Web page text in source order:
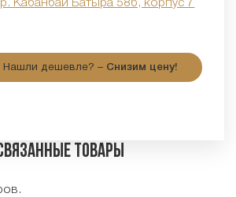
Кабанбай Батыра 58б, корпус 7
Нашли дешевле? – Снизим цену!
товары